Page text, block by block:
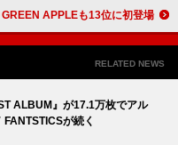
テイラー・スウィフト、2025年も世界で最も売れたアーティストにIFPIが認定 Mrs. GREEN APPLEも13位に初登場
RELATED NEWS
ALBUM』が17.1万枚でアル
が続く